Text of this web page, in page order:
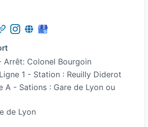
Arrêt: Colonel Bourgoin
1 - Station : Reuilly Diderot
A - Sations : Gare de Lyon ou
de Lyon